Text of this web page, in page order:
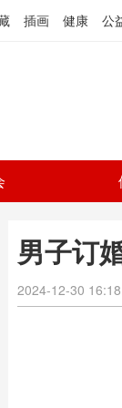
插画 健康 公
男子订
2024-12-30